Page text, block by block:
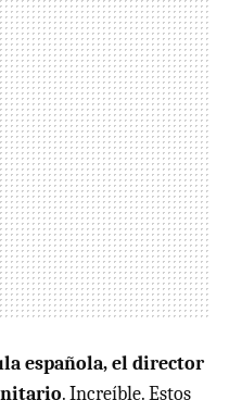
española, el director
. Increíble. Estos